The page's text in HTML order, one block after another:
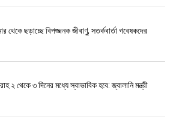
থেকে ছড়াচ্ছে বিপজ্জনক জীবাণু, সতর্কবার্তা গবেষকদের
২ থেকে ৩ দিনের মধ্যে স্বাভাবিক হবে: জ্বালানি মন্ত্রী